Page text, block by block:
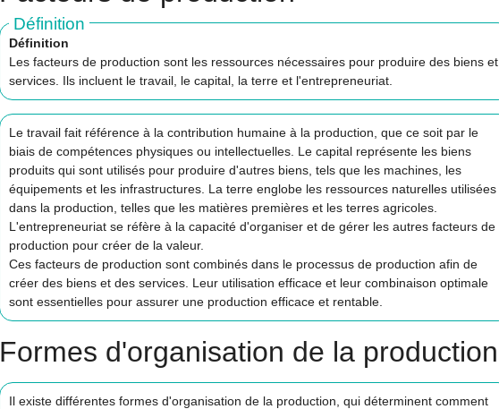
Définition
Définition
Les facteurs de production sont les ressources nécessaires pour produire des biens et
services. Ils incluent le travail, le capital, la terre et l'entrepreneuriat.
Le travail fait référence à la contribution humaine à la production, que ce soit par le
biais de compétences physiques ou intellectuelles. Le capital représente les biens
produits qui sont utilisés pour produire d'autres biens, tels que les machines, les
équipements et les infrastructures. La terre englobe les ressources naturelles utilisées
dans la production, telles que les matières premières et les terres agricoles.
L'entrepreneuriat se réfère à la capacité d'organiser et de gérer les autres facteurs de
production pour créer de la valeur.
Ces facteurs de production sont combinés dans le processus de production afin de
créer des biens et des services. Leur utilisation efficace et leur combinaison optimale
sont essentielles pour assurer une production efficace et rentable.
Formes d'organisation de la production
Il existe différentes formes d'organisation de la production, qui déterminent comment